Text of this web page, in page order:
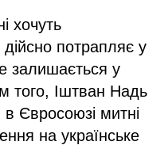
хочуть
потрапляє у
залишається у
того, Іштван Надь
Євросоюзі митні
на українське